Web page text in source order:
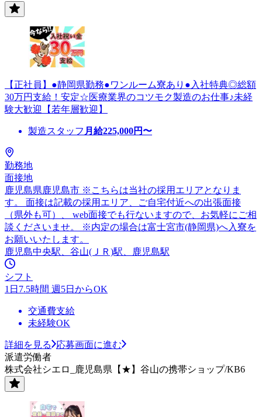
【正社員】●静岡県勤務●ワンルーム寮あり●入社特典◎総額
30万円支給！安定☆医療業界のコツモク製造のお仕事♪未経
験大歓迎【若年層歓迎】
製造スタッフ 月給225,000円〜
勤務地
面接地
鹿児島県鹿児島市 ※こちらは当社の採用エリアとなりま
す。 面接は記載の採用エリア、ご自宅付近への出張面接
（県外も可）、 web面接でも行ないますので、お気軽にご相
談くださいませ。 ※内定の場合は富士宮市(静岡県)へ入寮を
お願いいたします。
鹿児島中央駅、谷山(ＪＲ)駅、鹿児島駅
シフト
1日7.5時間 週5日からOK
交通費支給
未経験OK
詳細を見る
応募画面に進む
派遣労働者
株式会社シエロ_鹿児島県【★】谷山の携帯ショップ/KB6